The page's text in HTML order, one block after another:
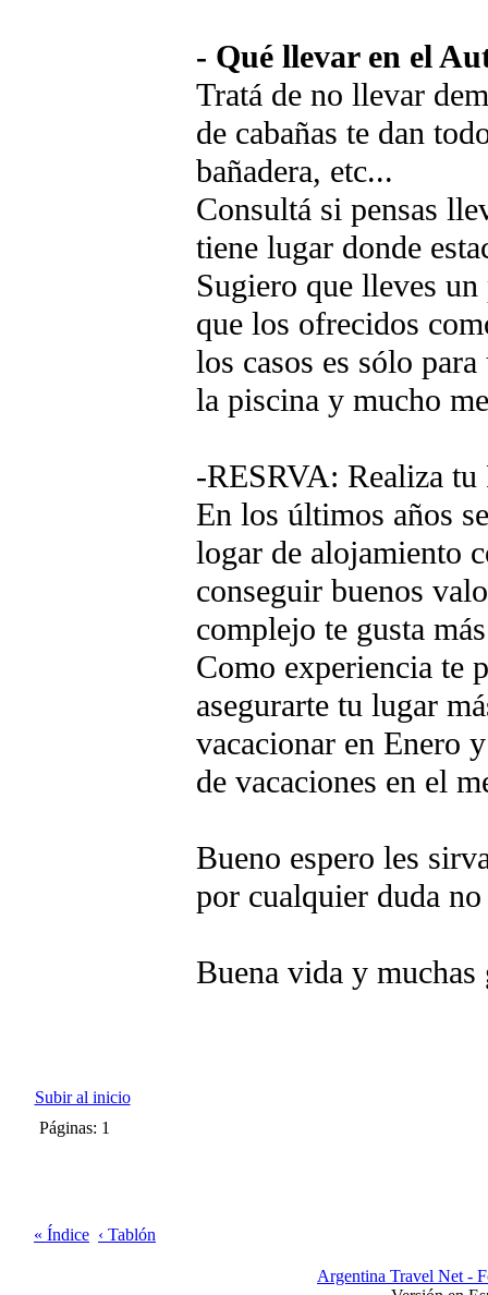
- Qué llevar en el
Tratá de no llevar
de cabañas te dan
bañadera, etc...
Consultá si pensas
tiene lugar donde
Sugiero que lleves
que los ofrecidos
los casos es sólo
la piscina y mucho
-RESRVA: Realiza
En los últimos años
logar de alojamiento
conseguir buenos
complejo te gusta
Como experiencia te
asegurarte tu lugar
vacacionar en Enero
de vacaciones en el
Bueno espero les
por cualquier duda
Buena vida y
Subir al inicio
Páginas: 1
« Índice ‹ Tablón
Argentina Travel Net -